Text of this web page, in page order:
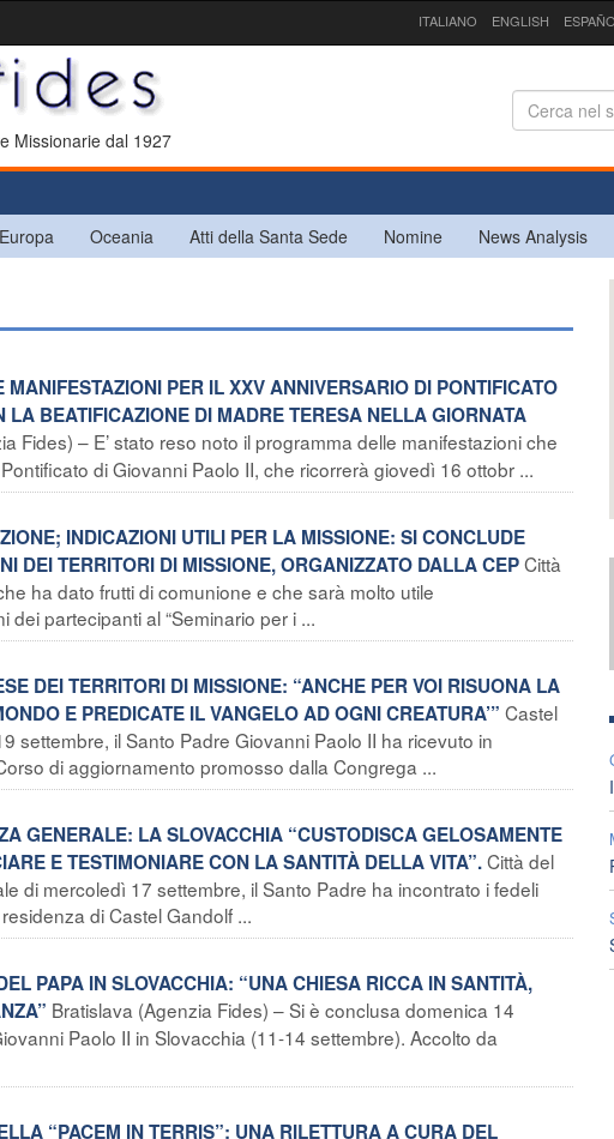
ITALIANO ENGLISH
Missionarie dal 1927
Europa Oceania Atti della Santa Sede Nomine News Analysis
PER IL XXV ANNIVERSARIO DI PONTIFICATO
BEATIFICAZIONE DI MADRE TERESA NELLA GIORNATA
Fides) – E’ stato reso noto il programma delle manifestazioni che
di Giovanni Paolo II, che ricorrerà giovedì 16 ottobr ...
INDICAZIONI UTILI PER LA MISSIONE: SI CONCLUDE
DEI TERRITORI DI MISSIONE, ORGANIZZATO DALLA CEPCittà
ha dato frutti di comunione e che sarà molto utile
partecipanti al “Seminario per i ...
DEI TERRITORI DI MISSIONE: “ANCHE PER VOI RISUONA LA
E PREDICATE IL VANGELO AD OGNI CREATURA’” Castel
settembre, il Santo Padre Giovanni Paolo II ha ricevuto in
di aggiornamento promosso dalla Congrega ...
GENERALE: LA SLOVACCHIA “CUSTODISCA GELOSAMENTE
E TESTIMONIARE CON LA SANTITÀ DELLA VITA”.Città del
di mercoledì 17 settembre, il Santo Padre ha incontrato i fedeli
di Castel Gandolf ...
PAPA IN SLOVACCHIA: “UNA CHIESA RICCA IN SANTITÀ,
Bratislava (Agenzia Fides) – Si è conclusa domenica 14
Paolo II in Slovacchia (11-14 settembre). Accolto da
“PACEM IN TERRIS”: UNA RILETTURA A CURA DEL